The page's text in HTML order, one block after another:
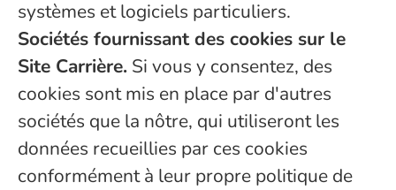
systèmes et logiciels particuliers.
Sociétés fournissant des cookies sur le
Site Carrière. Si vous y consentez, des
cookies sont mis en place par d'autres
sociétés que la nôtre, qui utiliseront les
données recueillies par ces cookies
conformément à leur propre politique de